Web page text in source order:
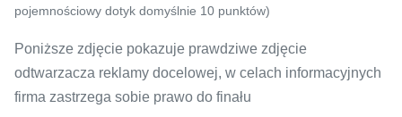
pojemnościowy dotyk domyślnie 10 punktów)
Poniższe zdjęcie pokazuje prawdziwe zdjęcie
odtwarzacza reklamy docelowej, w celach informacyjnych
firma zastrzega sobie prawo do finału